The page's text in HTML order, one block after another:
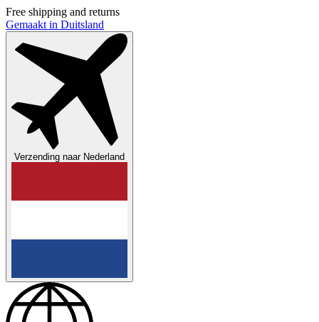
Free shipping and returns
Gemaakt in Duitsland
Verzending naarNederland